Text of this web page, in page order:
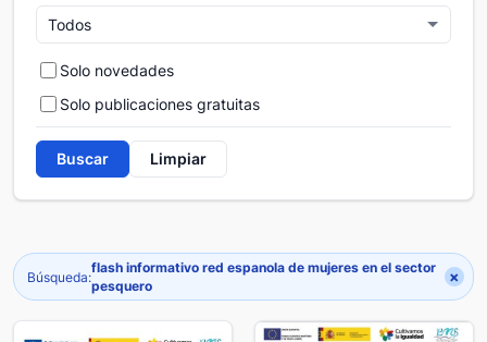
Solo novedades
Solo publicaciones gratuitas
Buscar Limpiar
Búsqueda:
flash informativo red espanola de mujeres en el sector
pesquero
×